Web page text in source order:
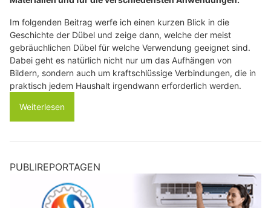
Im folgenden Beitrag werfe ich einen kurzen Blick in die
Geschichte der Dübel und zeige dann, welche der meist
gebräuchlichen Dübel für welche Verwendung geeignet sind.
Dabei geht es natürlich nicht nur um das Aufhängen von
Bildern, sondern auch um kraftschlüssige Verbindungen, die in
praktisch jedem Haushalt irgendwann erforderlich werden.
Weiterlesen
PUBLIREPORTAGEN